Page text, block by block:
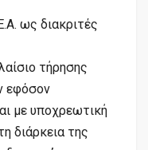
ως διακριτές
τήρησης
εφόσον
με υποχρεωτική
διάρκεια της